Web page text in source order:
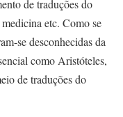
de traduções do
etc. Como se
se desconhecidas da
como Aristóteles,
de traduções do